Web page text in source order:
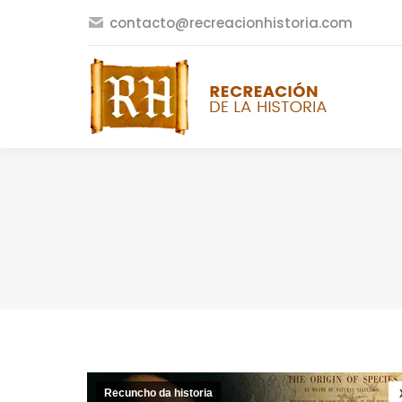
contacto@recreacionhistoria.com
Recuncho da historia